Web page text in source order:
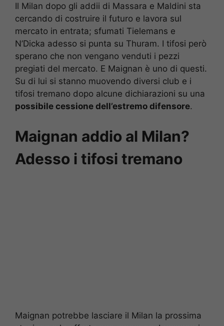
Il Milan dopo gli addii di Massara e Maldini sta
cercando di costruire il futuro e lavora sul
mercato in entrata; sfumati Tielemans e
N’Dicka adesso si punta su Thuram. I tifosi però
sperano che non vengano venduti i pezzi
pregiati del mercato. E Maignan è uno di questi.
Su di lui si stanno muovendo diversi club e i
tifosi tremano dopo alcune dichiarazioni su una
possibile cessione dell’estremo difensore.
Maignan addio al Milan?
Adesso i tifosi tremano
Maignan potrebbe lasciare il Milan la prossima